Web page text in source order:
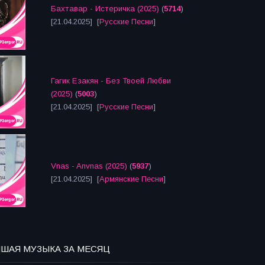
Бахтавар - Истеричка (2025) (5714)
[21.04.2025] [Русские Песни]
Гагик Езакян - Без Твоей Любви
(2025) (5003)
[21.04.2025] [Русские Песни]
Vnas - Anvnas (2025) (5937)
[21.04.2025] [Армянские Песни]
МУЗЫКА ЗА МЕСЯЦ